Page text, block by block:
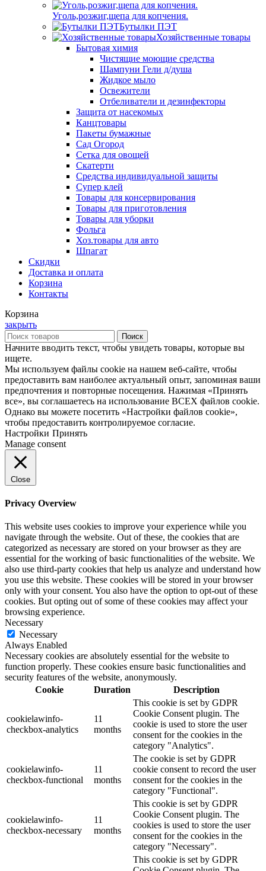
Уголь,розжиг,щепа для копчения.
Бутылки ПЭТ
Хозяйственные товары
Бытовая химия
Чистящие моющие средства
Шампуни Гели д/душа
Жидкое мыло
Освежители
Отбеливатели и дезинфекторы
Защита от насекомых
Канцтовары
Пакеты бумажные
Сад Огород
Сетка для овощей
Скатерти
Средства индивидуальной защиты
Супер клей
Товары для консервирования
Товары для приготовления
Товары для уборки
Фольга
Хоз.товары для авто
Шпагат
Скидки
Доставка и оплата
Корзина
Контакты
Корзина
закрыть
Поиск
Начните вводить текст, чтобы увидеть товары, которые вы
ищете.
Мы используем файлы cookie на нашем веб-сайте, чтобы
предоставить вам наиболее актуальный опыт, запоминая ваши
предпочтения и повторные посещения. Нажимая «Принять
все», вы соглашаетесь на использование ВСЕХ файлов cookie.
Однако вы можете посетить «Настройки файлов cookie»,
чтобы предоставить контролируемое согласие.
Настройки Принять
Manage consent
Close
Privacy Overview
This website uses cookies to improve your experience while you
navigate through the website. Out of these, the cookies that are
categorized as necessary are stored on your browser as they are
essential for the working of basic functionalities of the website. We
also use third-party cookies that help us analyze and understand how
you use this website. These cookies will be stored in your browser
only with your consent. You also have the option to opt-out of these
cookies. But opting out of some of these cookies may affect your
browsing experience.
Necessary
Necessary
Always Enabled
Necessary cookies are absolutely essential for the website to
function properly. These cookies ensure basic functionalities and
security features of the website, anonymously.
Cookie
Duration Description
cookielawinfo-
checkbox-analytics
11
months
This cookie is set by GDPR
Cookie Consent plugin. The
cookie is used to store the user
consent for the cookies in the
category "Analytics".
cookielawinfo-
checkbox-functional
11
months
The cookie is set by GDPR
cookie consent to record the user
consent for the cookies in the
category "Functional".
cookielawinfo-
checkbox-necessary
11
months
This cookie is set by GDPR
Cookie Consent plugin. The
cookies is used to store the user
consent for the cookies in the
category "Necessary".
This cookie is set by GDPR